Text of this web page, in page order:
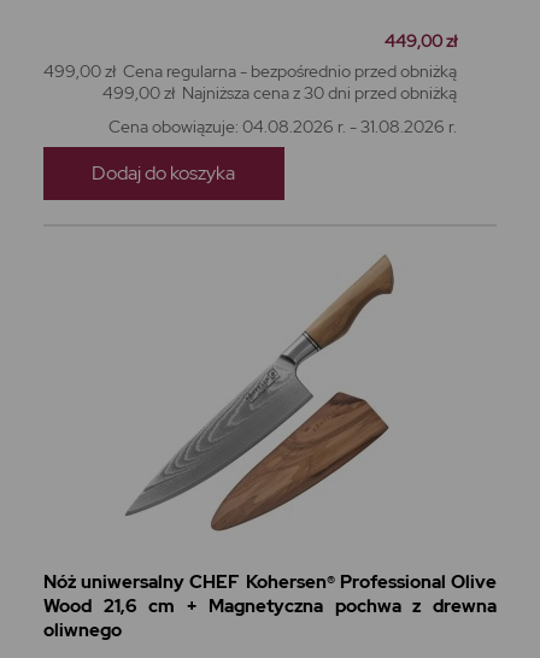
449,00 zł
499,00 zł Cena regularna - bezpośrednio przed obniżką
499,00 zł Najniższa cena z 30 dni przed obniżką
Cena obowiązuje: 04.08.2026 r. - 31.08.2026 r.
Dodaj do koszyka
Nóż uniwersalny CHEF Kohersen® Professional Olive
Wood 21,6 cm + Magnetyczna pochwa z drewna
oliwnego